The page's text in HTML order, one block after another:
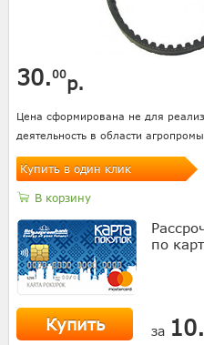
30.00р.
Цена сформирована не для
деятельность в области
Купить в один клик
В корзину
по
Купить за 10.